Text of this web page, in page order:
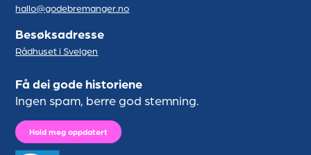
hallo@godebremanger.no
Besøksadresse
Rådhuset i Svelgen
Få dei gode historiene
Ingen spam, berre god stemning.
Hold meg oppdatert